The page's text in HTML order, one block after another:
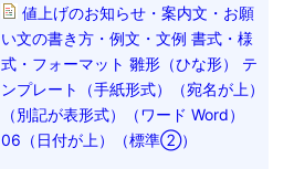
値上げのお知らせ・案内文・お願
い文の書き方・例文・文例 書式・様
式・フォーマット 雛形（ひな形） テ
ンプレート（手紙形式）（宛名が上）
（別記が表形式）（ワード Word）
06（日付が上）（標準②）